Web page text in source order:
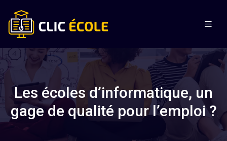
Les écoles d’informatique, un
gage de qualité pour l’emploi ?